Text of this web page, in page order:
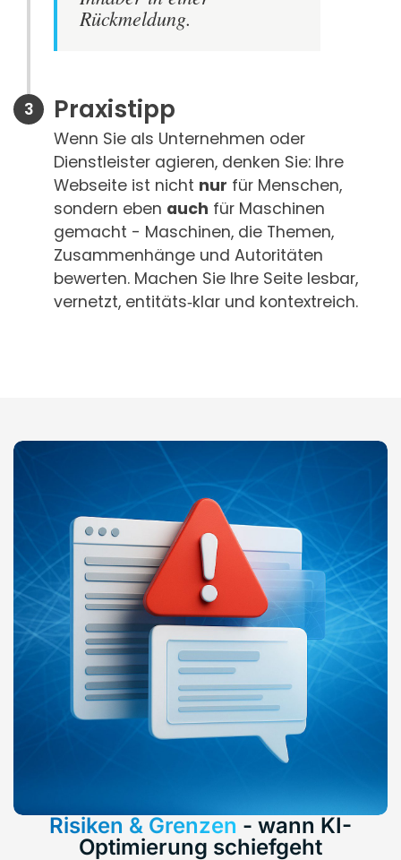
Rückmeldung.
Praxistipp
Wenn Sie als Unternehmen oder
Dienstleister agieren, denken Sie: Ihre
Webseite ist nicht nur für Menschen,
sondern eben auch für Maschinen
gemacht - Maschinen, die Themen,
Zusammenhänge und Autoritäten
bewerten. Machen Sie Ihre Seite lesbar,
vernetzt, entitäts‑klar und kontextreich.
Risiken & Grenzen - wann KI-
Optimierung schiefgeht